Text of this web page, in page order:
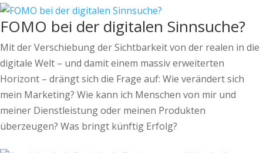
FOMO bei der digitalen Sinnsuche?
Mit der Verschiebung der Sichtbarkeit von der realen in die
digitale Welt – und damit einem massiv erweiterten
Horizont – drängt sich die Frage auf: Wie verändert sich
mein Marketing? Wie kann ich Menschen von mir und
meiner Dienstleistung oder meinen Produkten
überzeugen? Was bringt künftig Erfolg?